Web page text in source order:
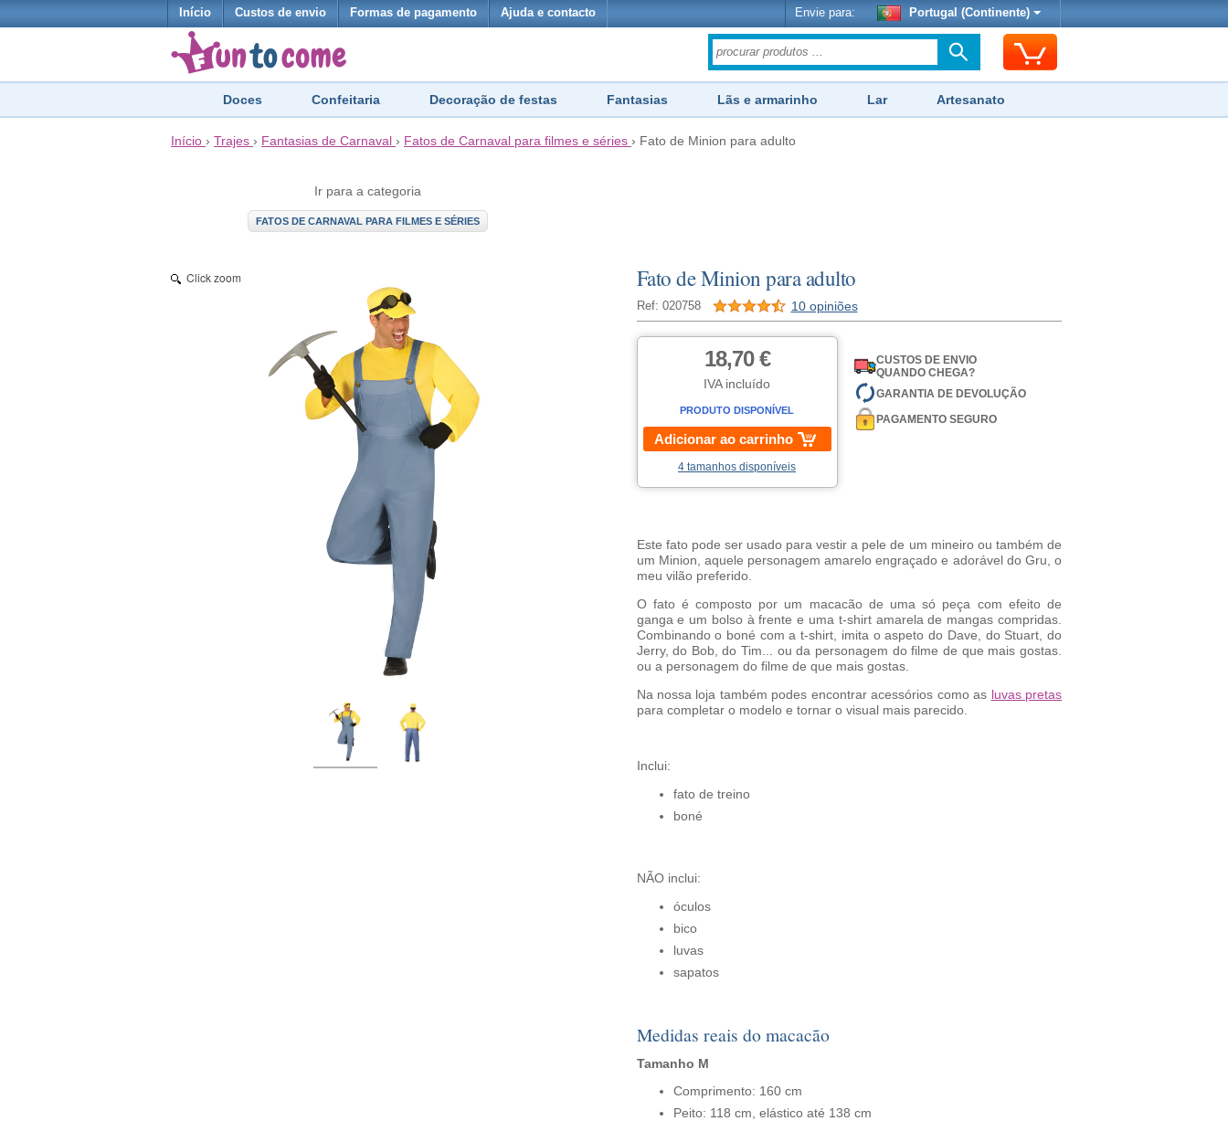
Início Custos de envio Formas de pagamento Ajuda e contacto Envie para: Portugal (Continente)
Doces Confeitaria Decoração de festas Fantasias Lãs e armarinho Lar Artesanato
Início › Trajes › Fantasias de Carnaval › Fatos de Carnaval para filmes e séries › Fato de Minion para adulto
Ir para a categoria
FATOS DE CARNAVAL PARA FILMES E SÉRIES
Fato de Minion para adulto
Ref: 020758 10 opiniões
Click zoom
18,70 €
IVA incluído
PRODUTO DISPONÍVEL
Adicionar ao carrinho
4 tamanhos disponíveis
CUSTOS DE ENVIO
QUANDO CHEGA?
GARANTIA DE DEVOLUÇÃO
PAGAMENTO SEGURO
Este fato pode ser usado para vestir a pele de um mineiro ou também de
um Minion, aquele personagem amarelo engraçado e adorável do Gru, o
meu vilão preferido.
O fato é composto por um macacão de uma só peça com efeito de
ganga e um bolso à frente e uma t-shirt amarela de mangas compridas.
Combinando o boné com a t-shirt, imita o aspeto do Dave, do Stuart, do
Jerry, do Bob, do Tim... ou da personagem do filme de que mais gostas.
ou a personagem do filme de que mais gostas.
Na nossa loja também podes encontrar acessórios como as luvas pretas
para completar o modelo e tornar o visual mais parecido.
Inclui:
fato de treino
boné
NÃO inclui:
óculos
bico
luvas
sapatos
Medidas reais do macacão
Tamanho M
Comprimento: 160 cm
Peito: 118 cm, elástico até 138 cm